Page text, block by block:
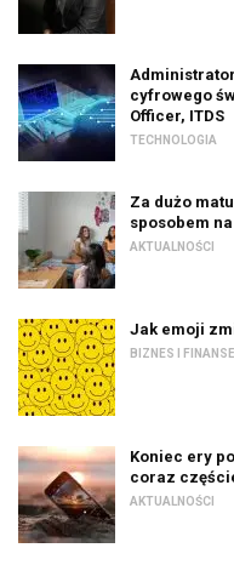
cyfrowego
Officer, ITDS
TECHNOLOGIA
Za dużo
sposobem
AKTUALNOŚCI
Jak emoji
BIZNES I FINANSE
Koniec ery
coraz
AKTUALNOŚCI